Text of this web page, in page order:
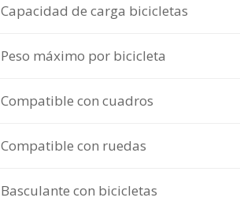
Capacidad de carga bicicletas
Peso máximo por bicicleta
Compatible con cuadros
Compatible con ruedas
Basculante con bicicletas